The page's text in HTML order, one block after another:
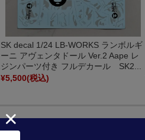
SK decal 1/24 LB-WORKS ランボルギ
ーニ アヴェンタドール Ver.2 Aape レ
ジンパーツ付き フルデカール SK2...
¥5,500(税込)